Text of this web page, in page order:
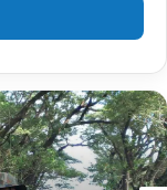
ျေးရွာရွေးချယ်မှု
ကချင်လူသားခြင်း
သည်။